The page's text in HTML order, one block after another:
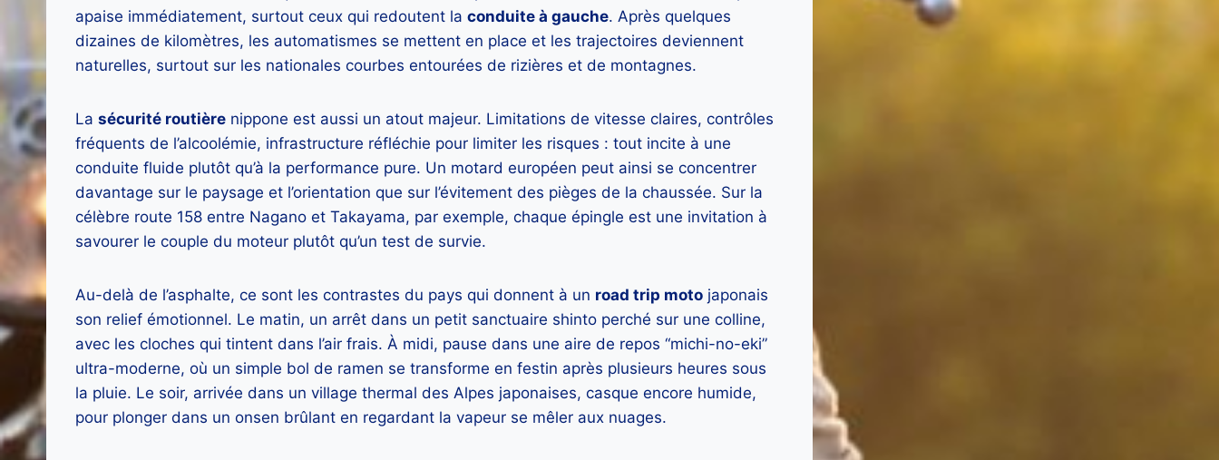
apaise immédiatement, surtout ceux qui redoutent la conduite à gauche. Après quelques
dizaines de kilomètres, les automatismes se mettent en place et les trajectoires deviennent
naturelles, surtout sur les nationales courbes entourées de rizières et de montagnes.
La sécurité routière nippone est aussi un atout majeur. Limitations de vitesse claires, contrôles
fréquents de l’alcoolémie, infrastructure réfléchie pour limiter les risques : tout incite à une
conduite fluide plutôt qu’à la performance pure. Un motard européen peut ainsi se concentrer
davantage sur le paysage et l’orientation que sur l’évitement des pièges de la chaussée. Sur la
célèbre route 158 entre Nagano et Takayama, par exemple, chaque épingle est une invitation à
savourer le couple du moteur plutôt qu’un test de survie.
Au-delà de l’asphalte, ce sont les contrastes du pays qui donnent à un road trip moto japonais
son relief émotionnel. Le matin, un arrêt dans un petit sanctuaire shinto perché sur une colline,
avec les cloches qui tintent dans l’air frais. À midi, pause dans une aire de repos “michi-no-eki”
ultra-moderne, où un simple bol de ramen se transforme en festin après plusieurs heures sous
la pluie. Le soir, arrivée dans un village thermal des Alpes japonaises, casque encore humide,
pour plonger dans un onsen brûlant en regardant la vapeur se mêler aux nuages.